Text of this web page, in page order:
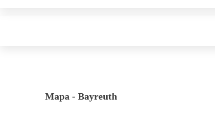
Mapa - Bayreuth